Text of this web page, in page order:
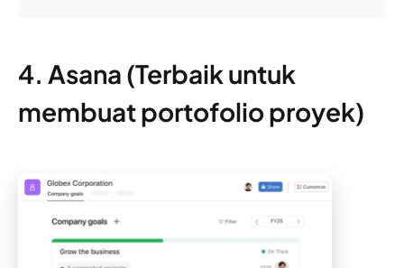
4. Asana (Terbaik untuk
membuat portofolio proyek)